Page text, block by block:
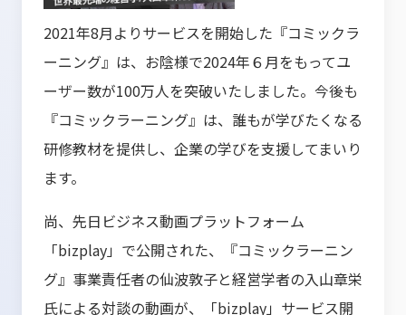
2021年8月よりサービスを開始した『コミックラ
ーニング』は、お陰様で2024年６月をもってユ
ーザー数が100万人を突破いたしました。今後も
『コミックラーニング』は、誰もが学びたくなる
研修教材を提供し、企業の学びを支援してまいり
ます。
尚、先日ビジネス動画プラットフォーム
「bizplay」で公開された、『コミックラーニン
グ』事業責任者の仙波敦子と経営学者の入山章栄
氏による対談の動画が、「bizplay」サービス開